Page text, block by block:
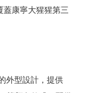
康寧大猩猩第三
外型設計，提供